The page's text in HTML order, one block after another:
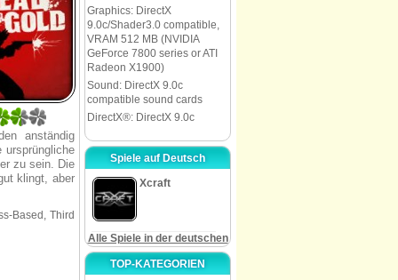
anständig
zu sein. Die
klingt, aber
Based, Third
Graphics: DirectX
9.0c/Shader3.0 compatible,
VRAM 512 MB (NVIDIA
GeForce 7800 series or ATI
Radeon X1900)
Sound: DirectX 9.0c
compatible sound cards
DirectX®: DirectX 9.0c
Spiele auf Deutsch
Xcraft
Alle Spiele in der deutschen
TOP-KATEGORIEN